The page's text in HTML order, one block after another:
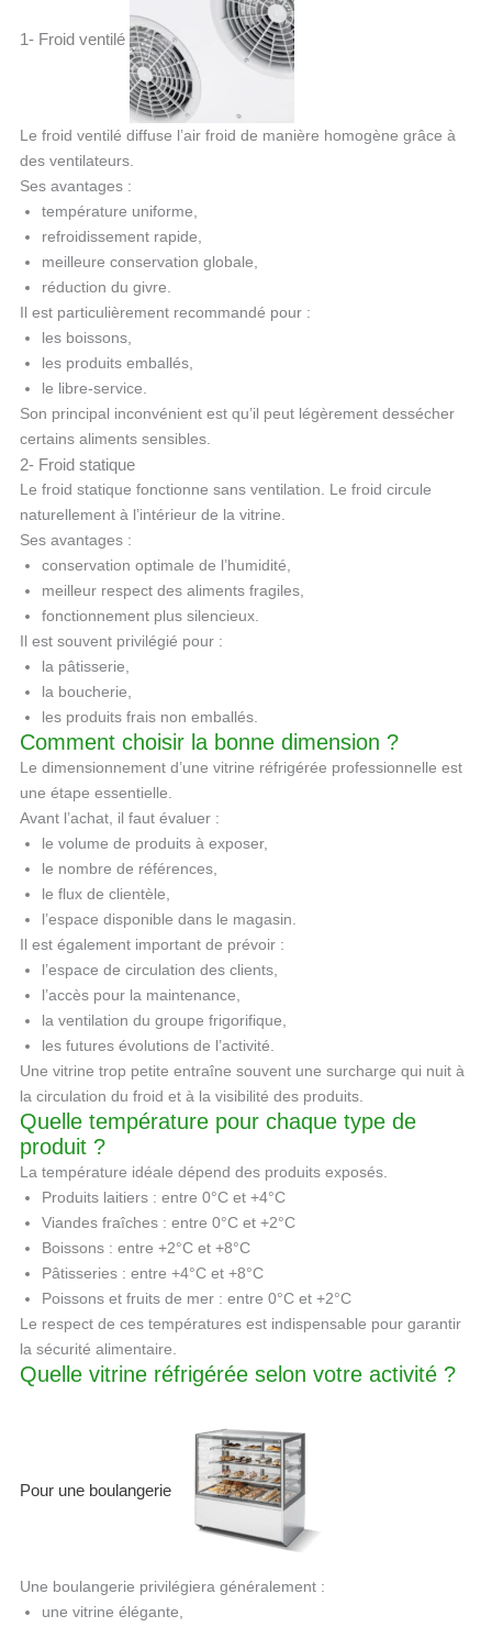
1- Froid ventilé
Le froid ventilé diffuse l’air froid de manière homogène grâce à
des ventilateurs.
Ses avantages :
température uniforme,
refroidissement rapide,
meilleure conservation globale,
réduction du givre.
Il est particulièrement recommandé pour :
les boissons,
les produits emballés,
le libre-service.
Son principal inconvénient est qu’il peut légèrement dessécher
certains aliments sensibles.
2- Froid statique
Le froid statique fonctionne sans ventilation. Le froid circule
naturellement à l’intérieur de la vitrine.
Ses avantages :
conservation optimale de l’humidité,
meilleur respect des aliments fragiles,
fonctionnement plus silencieux.
Il est souvent privilégié pour :
la pâtisserie,
la boucherie,
les produits frais non emballés.
Comment choisir la bonne dimension ?
Le dimensionnement d’une vitrine réfrigérée professionnelle est
une étape essentielle.
Avant l’achat, il faut évaluer :
le volume de produits à exposer,
le nombre de références,
le flux de clientèle,
l’espace disponible dans le magasin.
Il est également important de prévoir :
l’espace de circulation des clients,
l’accès pour la maintenance,
la ventilation du groupe frigorifique,
les futures évolutions de l’activité.
Une vitrine trop petite entraîne souvent une surcharge qui nuit à
la circulation du froid et à la visibilité des produits.
Quelle température pour chaque type de
produit ?
La température idéale dépend des produits exposés.
Produits laitiers : entre 0°C et +4°C
Viandes fraîches : entre 0°C et +2°C
Boissons : entre +2°C et +8°C
Pâtisseries : entre +4°C et +8°C
Poissons et fruits de mer : entre 0°C et +2°C
Le respect de ces températures est indispensable pour garantir
la sécurité alimentaire.
Quelle vitrine réfrigérée selon votre activité ?
Pour une boulangerie
Une boulangerie privilégiera généralement :
une vitrine élégante,